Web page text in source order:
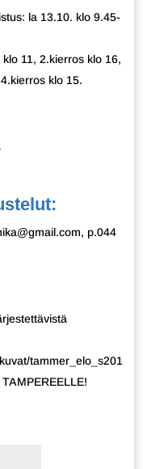
la 13.10. klo 9.45-
11, 2.kierros klo 16,
klo 15.
p.044
tammer_elo_s201